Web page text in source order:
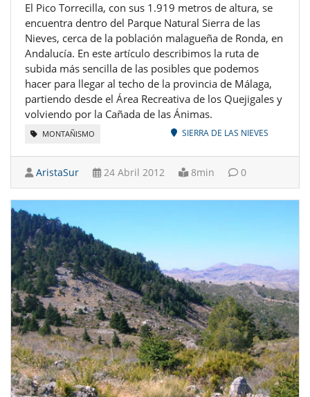
El Pico Torrecilla, con sus 1.919 metros de altura, se
encuentra dentro del Parque Natural Sierra de las
Nieves, cerca de la población malagueña de Ronda, en
Andalucía. En este artículo describimos la ruta de
subida más sencilla de las posibles que podemos
hacer para llegar al techo de la provincia de Málaga,
partiendo desde el Área Recreativa de los Quejigales y
volviendo por la Cañada de las Ánimas.
MONTAÑISMO SIERRA DE LAS NIEVES
AristaSur 24 Abril 2012 8min 0